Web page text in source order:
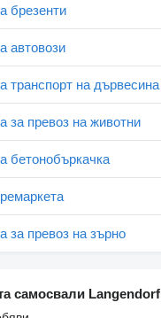
брезенти
автовози
транспорт на дървесина
за превоз на животни
бетонобъркачка
за превоз на зърно
самосвали Langendorf